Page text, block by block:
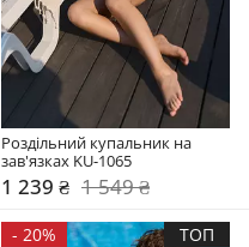
Роздільний купальник на
зав'язках KU-1065
1 239 ₴ 1 549 ₴
- 20% ТОП